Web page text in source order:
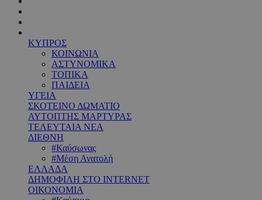
ΚΥΠΡΟΣ
ΚΟΙΝΩΝΙΑ
ΑΣΤΥΝΟΜΙΚΑ
ΤΟΠΙΚΑ
ΠΑΙΔΕΙΑ
ΥΓΕΙΑ
ΣΚΟΤΕΙΝΟ ΔΩΜΑΤΙΟ
ΑΥΤΟΠΤΗΣ ΜΑΡΤΥΡΑΣ
ΤΕΛΕΥΤΑΙΑ ΝΕΑ
ΔΙΕΘΝΗ
#Καύσωνας
#Μέση Ανατολή
ΕΛΛΑΔΑ
ΔΗΜΟΦΙΛΗ ΣΤΟ INTERNET
ΟΙΚΟΝΟΜΙΑ